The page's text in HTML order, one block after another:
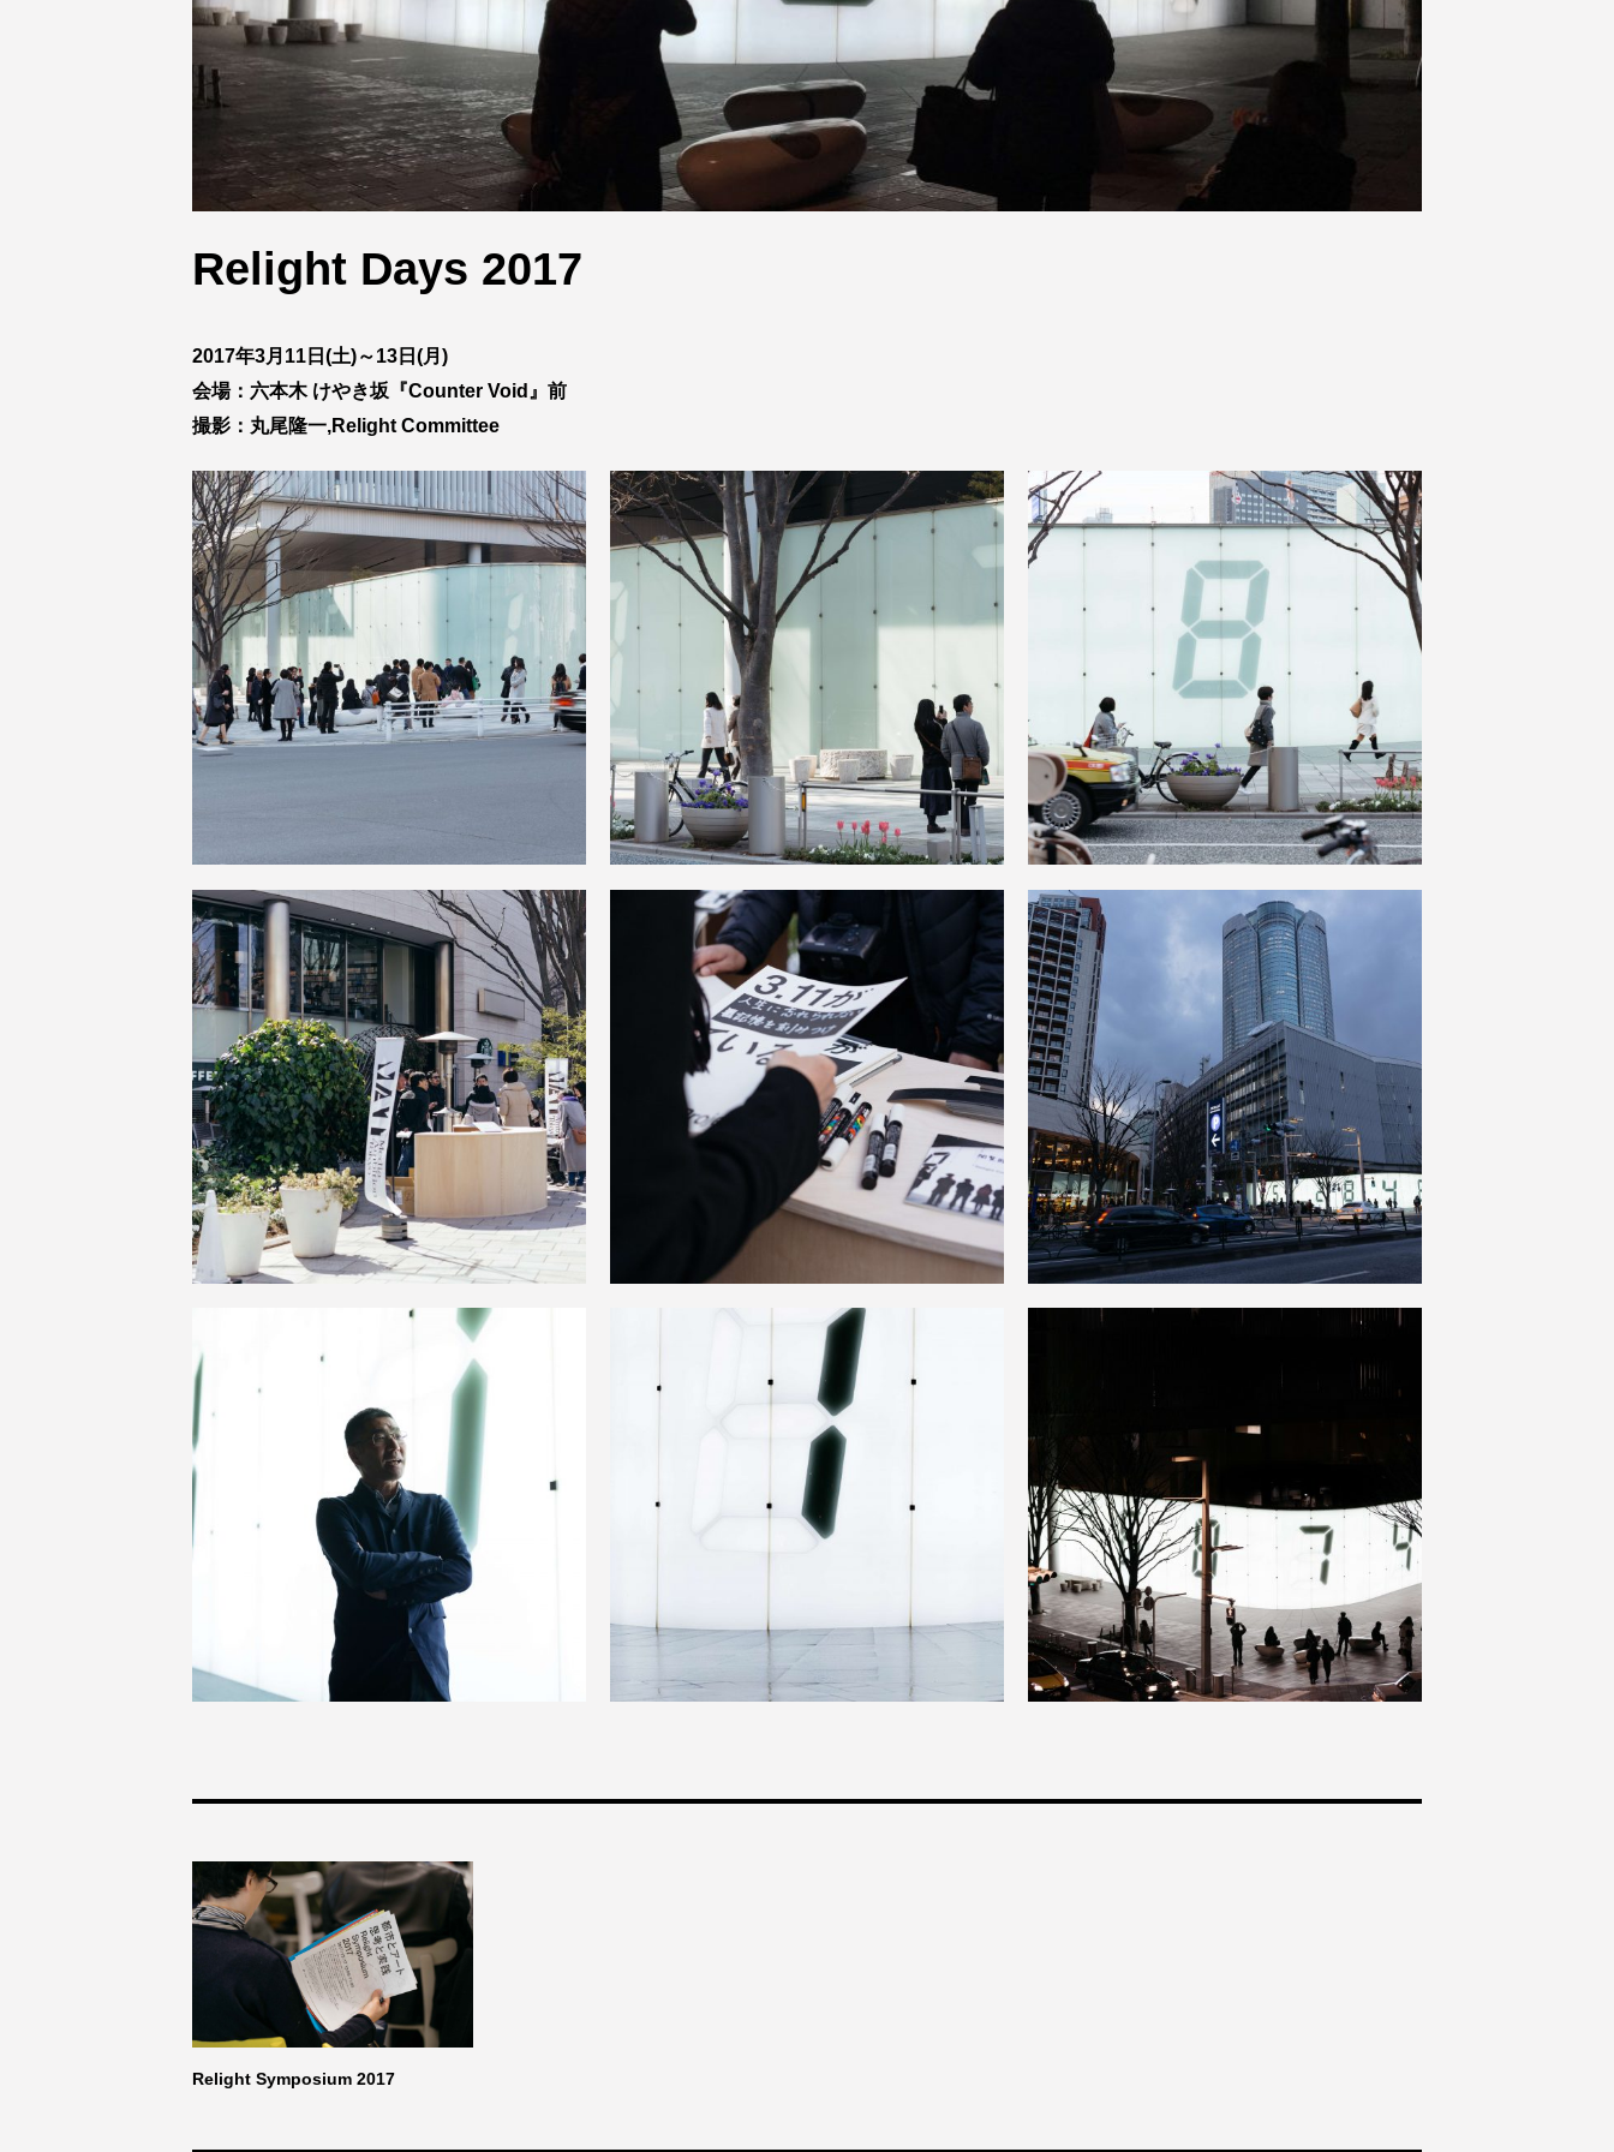
Relight Days 2017
2017年3月11日(土)～13日(月)
会場：六本木 けやき坂『Counter Void』前
撮影：丸尾隆一,Relight Committee
Relight Symposium 2017